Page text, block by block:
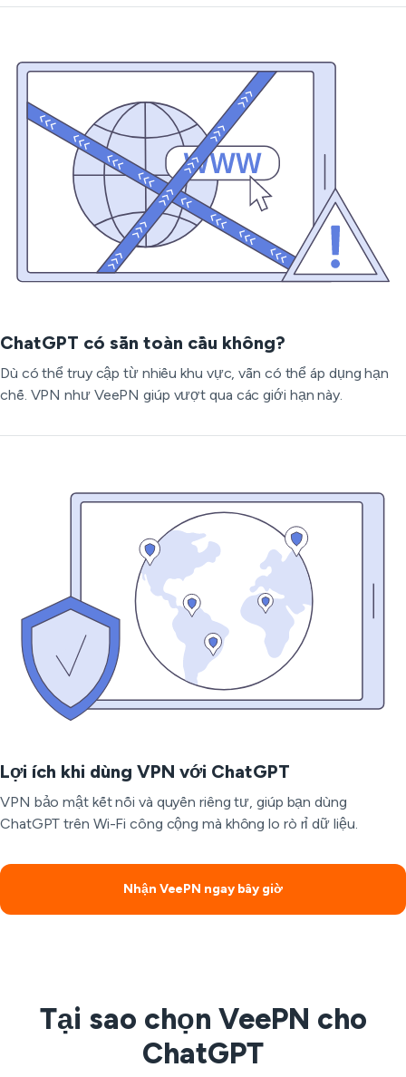
ChatGPT có sẵn toàn cầu không?
Dù có thể truy cập từ nhiều khu vực, vẫn có thể áp dụng hạn
chế. VPN như VeePN giúp vượt qua các giới hạn này.
Lợi ích khi dùng VPN với ChatGPT
VPN bảo mật kết nối và quyền riêng tư, giúp bạn dùng
ChatGPT trên Wi-Fi công cộng mà không lo rò rỉ dữ liệu.
Nhận VeePN ngay bây giờ
Tại sao chọn VeePN cho
ChatGPT